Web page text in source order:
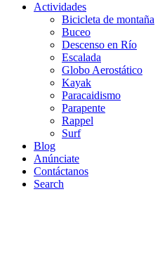
Actividades
Bicicleta de montaña
Buceo
Descenso en Río
Escalada
Globo Aerostático
Kayak
Paracaidismo
Parapente
Rappel
Surf
Blog
Anúnciate
Contáctanos
Search